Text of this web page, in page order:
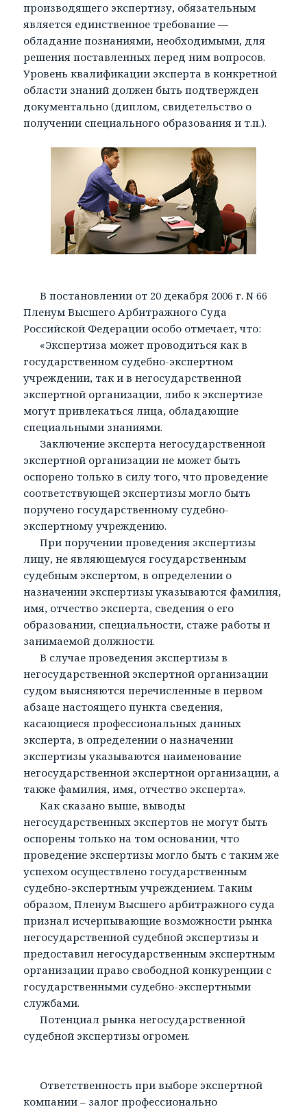
производящего экспертизу, обязательным
является единственное требование —
обладание познаниями, необходимыми, для
решения поставленных перед ним вопросов.
Уровень квалификации эксперта в конкретной
области знаний должен быть подтвержден
документально (диплом, свидетельство о
получении специального образования и т.п.).
В постановлении от 20 декабря 2006 г. N 66
Пленум Высшего Арбитражного Суда
Российской Федерации особо отмечает, что:
«Экспертиза может проводиться как в
государственном судебно-экспертном
учреждении, так и в негосударственной
экспертной организации, либо к экспертизе
могут привлекаться лица, обладающие
специальными знаниями.
Заключение эксперта негосударственной
экспертной организации не может быть
оспорено только в силу того, что проведение
соответствующей экспертизы могло быть
поручено государственному судебно-
экспертному учреждению.
При поручении проведения экспертизы
лицу, не являющемуся государственным
судебным экспертом, в определении о
назначении экспертизы указываются фамилия,
имя, отчество эксперта, сведения о его
образовании, специальности, стаже работы и
занимаемой должности.
В случае проведения экспертизы в
негосударственной экспертной организации
судом выясняются перечисленные в первом
абзаце настоящего пункта сведения,
касающиеся профессиональных данных
эксперта, в определении о назначении
экспертизы указываются наименование
негосударственной экспертной организации, а
также фамилия, имя, отчество эксперта».
Как сказано выше, выводы
негосударственных экспертов не могут быть
оспорены только на том основании, что
проведение экспертизы могло быть с таким же
успехом осуществлено государственным
судебно-экспертным учреждением. Таким
образом, Пленум Высшего арбитражного суда
признал исчерпывающие возможности рынка
негосударственной судебной экспертизы и
предоставил негосударственным экспертным
организации право свободной конкуренции с
государственными судебно-экспертными
службами.
Потенциал рынка негосударственной
судебной экспертизы огромен.
Ответственность при выборе экспертной
компании – залог профессионально